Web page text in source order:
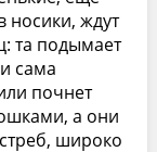
носики, ждут
та подымает
сама
почнет
а они
широко